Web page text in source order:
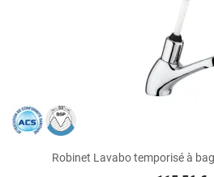
Robinet Lavabo temporisé à